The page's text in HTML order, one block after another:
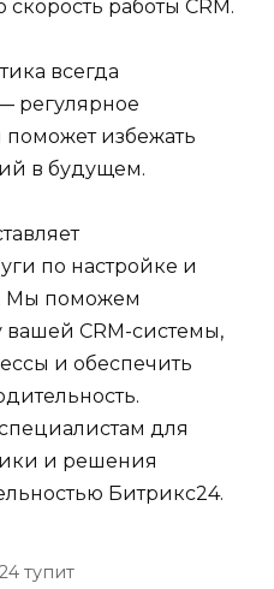
работы CRM.
всегда
регулярное
избежать
в будущем.
по настройке и
Мы поможем
вашей CRM-системы,
и обеспечить
для
и решения
Битрикс24.
тупит